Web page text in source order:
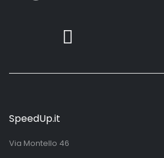
SpeedUp.it
Via Montello 46